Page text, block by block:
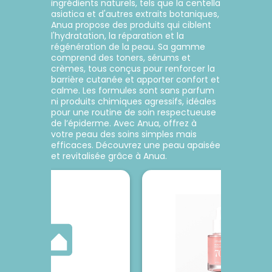
crème transparente au
collagène offre des bienfaits
anti-âge pour sublimer les
contours du visage, raffermir
et obtenir un teint lisse et
éclatant. Immédiatement
après l'application, la peau
retrouve son éclat naturel
grâce à un effet « éclat coréen
» resserré, radieux et volumisé.
Ajouter au panier
ingrédients naturels, tels que la centella
asiatica et d'autres extraits botaniques,
Anua propose des produits qui ciblent
l'hydratation, la réparation et la
régénération de la peau. Sa gamme
comprend des toners, sérums et
crèmes, tous conçus pour renforcer la
barrière cutanée et apporter confort et
calme. Les formules sont sans parfum
ni produits chimiques agressifs, idéales
pour une routine de soin respectueuse
de l’épiderme. Avec Anua, offrez à
votre peau des soins simples mais
efficaces. Découvrez une peau apaisée
et revitalisée grâce à Anua.